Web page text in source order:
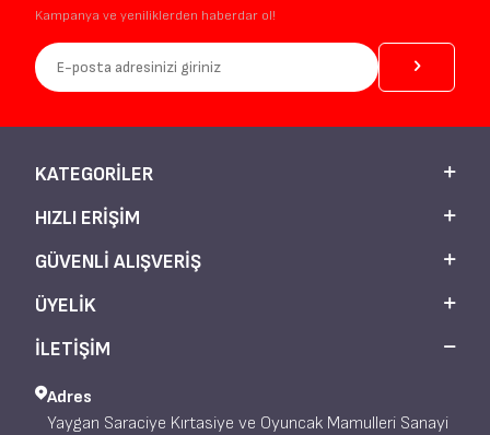
Kampanya ve yeniliklerden haberdar ol!
KATEGORILER
HIZLI ERIŞIM
GÜVENLI ALIŞVERIŞ
ÜYELIK
İLETİŞİM
Adres
Yaygan Saraciye Kırtasiye ve Oyuncak Mamulleri Sanayi